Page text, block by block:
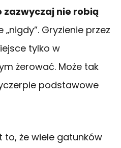
nie robią
„nigdy”. Gryzienie przez
tylko w
żerować. Może tak
podstawowe
to, że wiele gatunków